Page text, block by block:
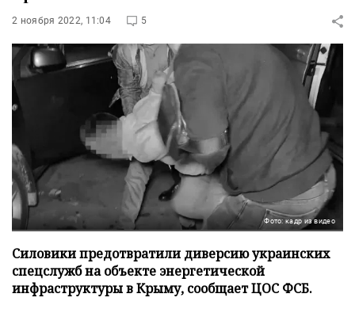
2 ноября 2022, 11:04 5
Фото: кадр из видео
Силовики предотвратили диверсию украинских
спецслужб на объекте энергетической
инфраструктуры в Крыму, сообщает ЦОС ФСБ.